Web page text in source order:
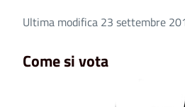
Ultima modifica 23 settembre
Come si vota